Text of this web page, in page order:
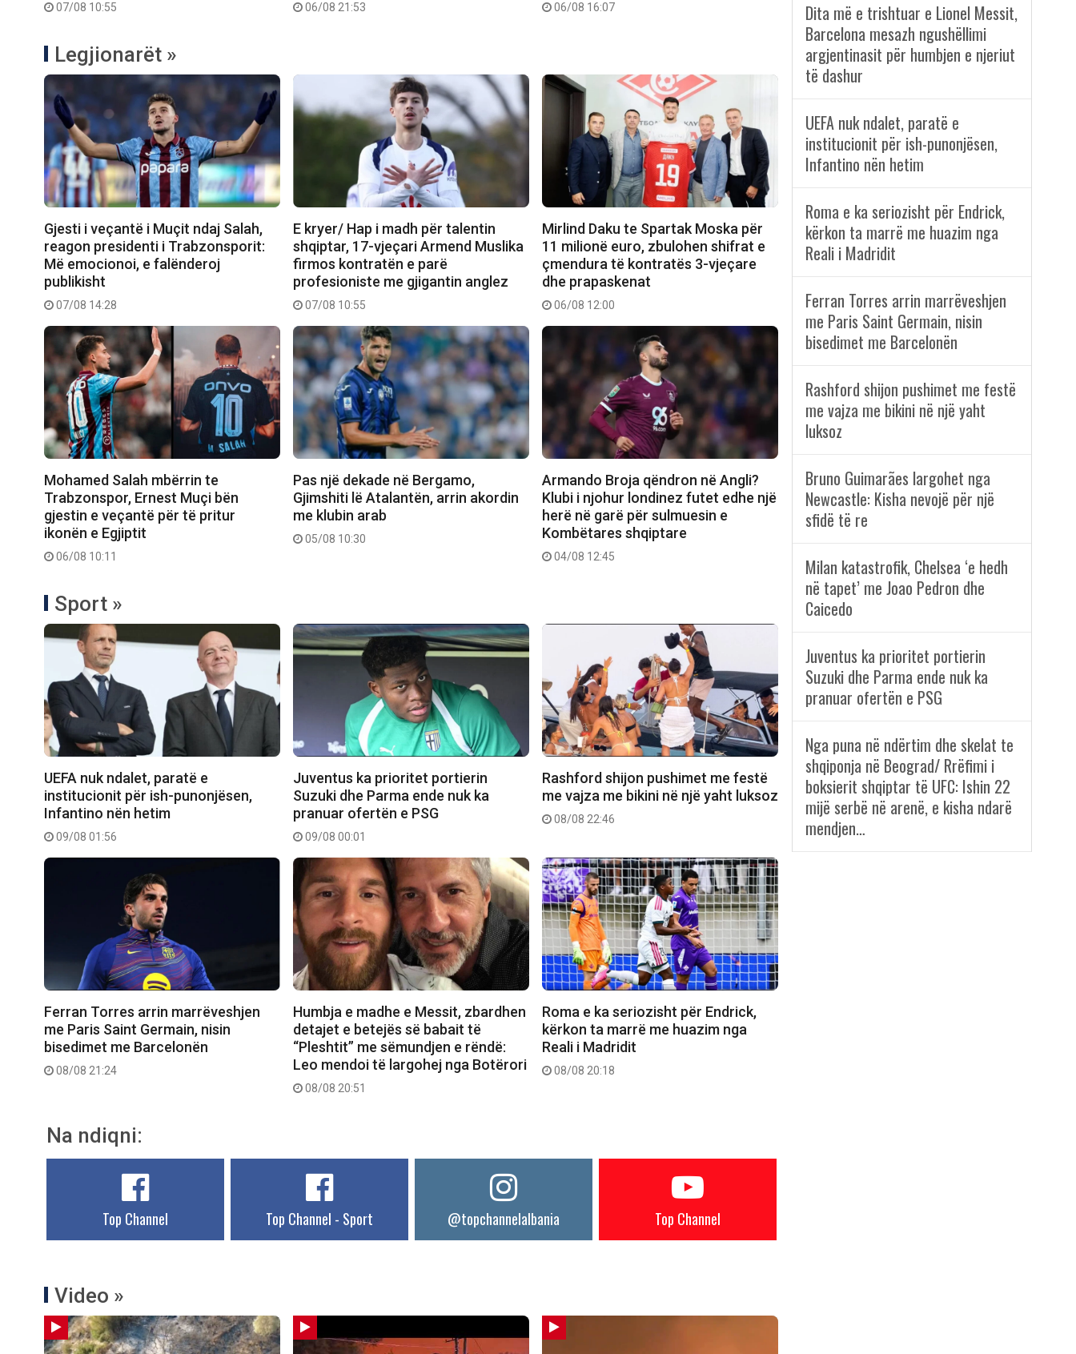
07/08 10:55 06/08 21:53 06/08 16:07
Legjionarët »
Gjesti i veçantë i Muçit ndaj Salah,
reagon presidenti i Trabzonsporit:
Më emocionoi, e falënderoj
publikisht
07/08 14:28
E kryer/ Hap i madh për talentin
shqiptar, 17-vjeçari Armend Muslika
firmos kontratën e parë
profesioniste me gjigantin anglez
07/08 10:55
Mirlind Daku te Spartak Moska për
11 milionë euro, zbulohen shifrat e
çmendura të kontratës 3-vjeçare
dhe prapaskenat
06/08 12:00
Mohamed Salah mbërrin te
Trabzonspor, Ernest Muçi bën
gjestin e veçantë për të pritur
ikonën e Egjiptit
06/08 10:11
Pas një dekade në Bergamo,
Gjimshiti lë Atalantën, arrin akordin
me klubin arab
05/08 10:30
Armando Broja qëndron në Angli?
Klubi i njohur londinez futet edhe një
herë në garë për sulmuesin e
Kombëtares shqiptare
04/08 12:45
Sport »
UEFA nuk ndalet, paratë e
institucionit për ish-punonjësen,
Infantino nën hetim
09/08 01:56
Juventus ka prioritet portierin
Suzuki dhe Parma ende nuk ka
pranuar ofertën e PSG
09/08 00:01
Rashford shijon pushimet me festë
me vajza me bikini në një yaht luksoz
08/08 22:46
Ferran Torres arrin marrëveshjen
me Paris Saint Germain, nisin
bisedimet me Barcelonën
08/08 21:24
Humbja e madhe e Messit, zbardhen
detajet e betejës së babait të
“Pleshtit” me sëmundjen e rëndë:
Leo mendoi të largohej nga Botërori
08/08 20:51
Roma e ka seriozisht për Endrick,
kërkon ta marrë me huazim nga
Reali i Madridit
08/08 20:18
Na ndiqni:
Top Channel Top Channel - Sport @topchannelalbania Top Channel
Video »
Dita më e trishtuar e Lionel Messit,
Barcelona mesazh ngushëllimi
argjentinasit për humbjen e njeriut
të dashur
UEFA nuk ndalet, paratë e
institucionit për ish-punonjësen,
Infantino nën hetim
Roma e ka seriozisht për Endrick,
kërkon ta marrë me huazim nga
Reali i Madridit
Ferran Torres arrin marrëveshjen
me Paris Saint Germain, nisin
bisedimet me Barcelonën
Rashford shijon pushimet me festë
me vajza me bikini në një yaht
luksoz
Bruno Guimarães largohet nga
Newcastle: Kisha nevojë për një
sfidë të re
Milan katastrofik, Chelsea ‘e hedh
në tapet’ me Joao Pedron dhe
Caicedo
Juventus ka prioritet portierin
Suzuki dhe Parma ende nuk ka
pranuar ofertën e PSG
Nga puna në ndërtim dhe skelat te
shqiponja në Beograd/ Rrëfimi i
boksierit shqiptar të UFC: Ishin 22
mijë serbë në arenë, e kisha ndarë
mendjen…